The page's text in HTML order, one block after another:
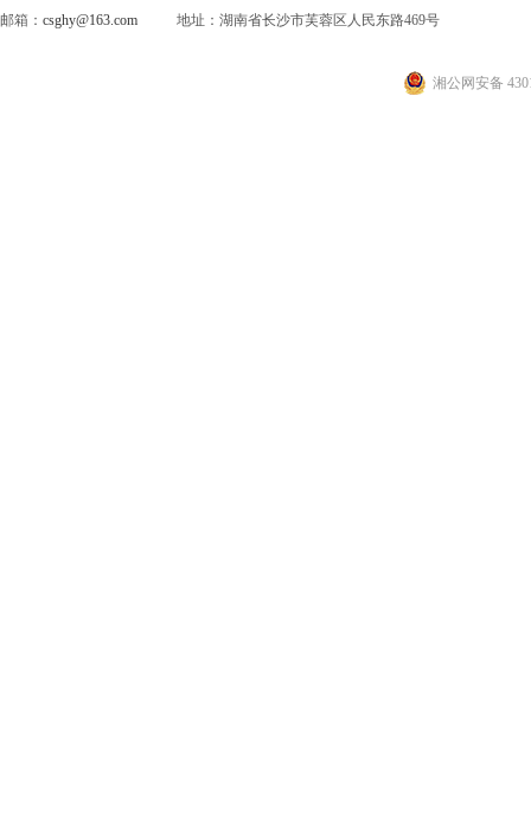
邮箱： csghy@163.com 地址：湖南省长沙市芙蓉区人民东路469号
湘公网安备